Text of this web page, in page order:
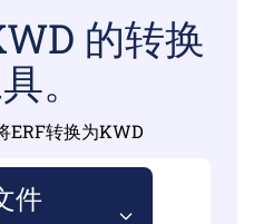
的转换
。
ERF转换为KWD
件